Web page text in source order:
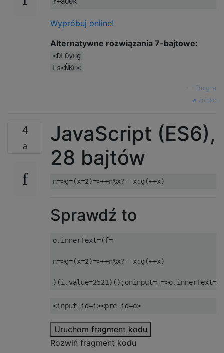
Wypróbuj online!
Alternatywne rozwiązania 7-bajtowe:
<DLÖγнg
Ls<ÑKн<
Emigna
źródło
4
JavaScript (ES6),
28 bajtów
n=>g=(x=2)=>++n%x?--x: g (++x)
Sprawdź to
o. innerText=(f=
n=>g=(x=2)=>++n%x?--x: g (++x)
)(i . value=2521 )(); oninput= =>o. innerText=
<input id=i><pre id=o>
Uruchom fragment kodu
Rozwiń fragment kodu